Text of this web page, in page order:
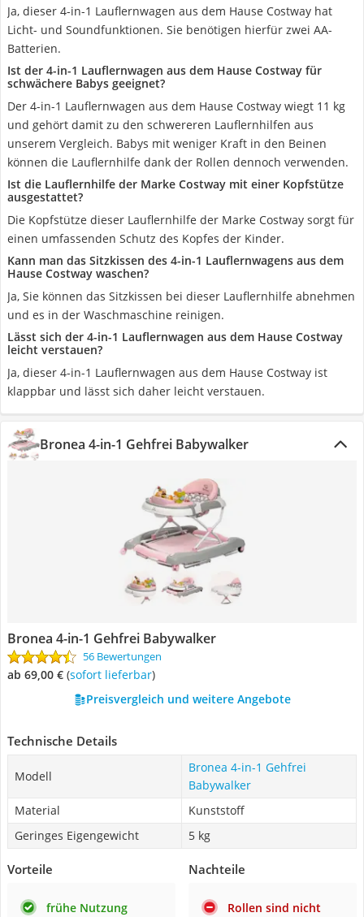
Ja, dieser 4-in-1 Lauflernwagen aus dem Hause Costway hat
Licht- und Soundfunktionen. Sie benötigen hierfür zwei AA-
Batterien.
Ist der 4-in-1 Lauflernwagen aus dem Hause Costway für
schwächere Babys geeignet?
Der 4-in-1 Lauflernwagen aus dem Hause Costway wiegt ‎11 kg
und gehört damit zu den schwereren Lauflernhilfen aus
unserem Vergleich. Babys mit weniger Kraft in den Beinen
können die Lauflernhilfe dank der Rollen dennoch verwenden.
Ist die Lauflernhilfe der Marke Costway mit einer Kopfstütze
ausgestattet?
Die Kopfstütze dieser Lauflernhilfe der Marke Costway sorgt für
einen umfassenden Schutz des Kopfes der Kinder.
Kann man das Sitzkissen des 4-in-1 Lauflernwagens aus dem
Hause Costway waschen?
Ja, Sie können das Sitzkissen bei dieser Lauflernhilfe abnehmen
und es in der Waschmaschine reinigen.
Lässt sich der 4-in-1 Lauflernwagen aus dem Hause Costway
leicht verstauen?
Ja, dieser 4-in-1 Lauflernwagen aus dem Hause Costway ist
klappbar und lässt sich daher leicht verstauen.
Bronea 4-in-1 Gehfrei Babywalker
Bronea 4-in-1 Gehfrei Babywalker
56 Bewertungen
ab 69,00 € ( Sofort lieferbar)
Preisvergleich und weitere Angebote
Technische Details
Modell
Bronea 4-in-1 Gehfrei
Babywalker
Material
Kunststoff
Geringes Eigengewicht
5 kg
Vorteile
frühe Nutzung
Nachteile
Rollen sind nicht